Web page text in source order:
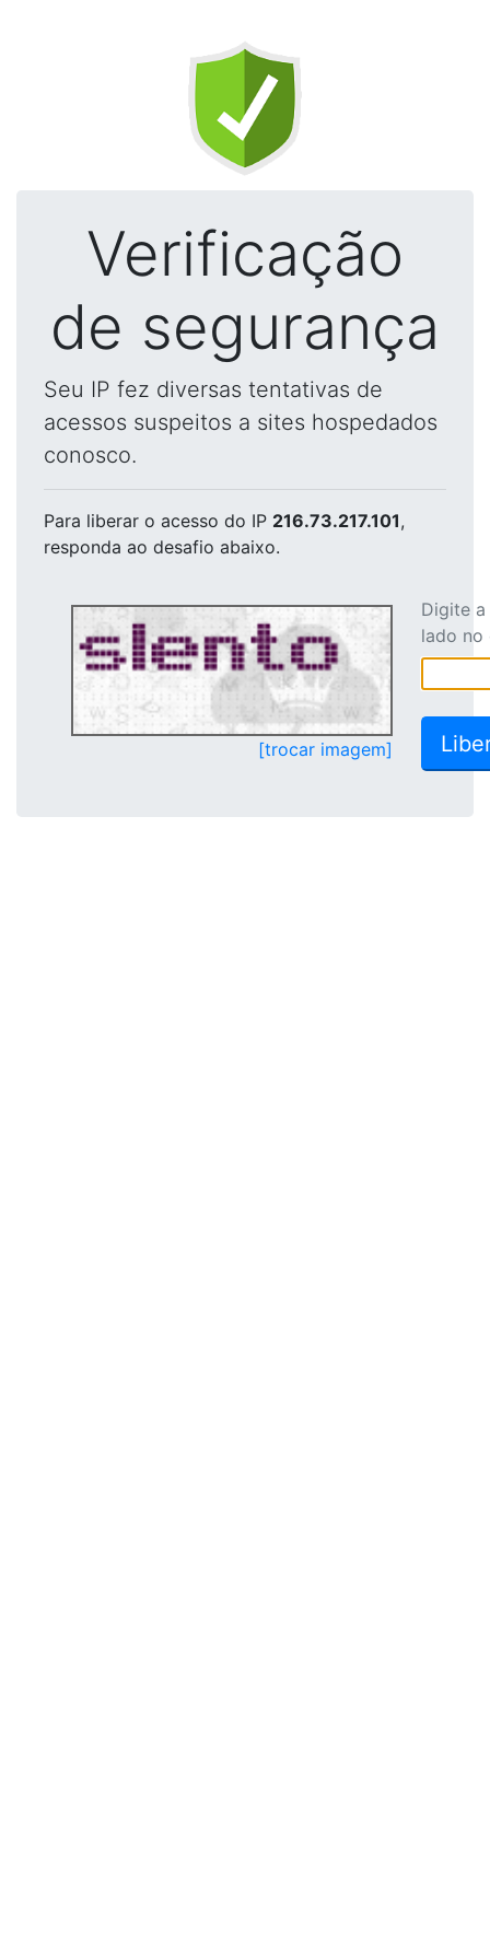
Verificação
de segurança
Seu IP fez diversas tentativas de
acessos suspeitos a sites hospedados
conosco.
Para liberar o acesso do IP 216.73.217.101,
responda ao desafio abaixo.
[trocar imagem]
Digite
lado no